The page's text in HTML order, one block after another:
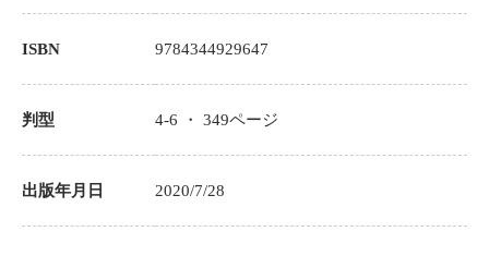
ISBN 9784344929647
判型 4-6 ・349ページ
出版年月日 2020/7/28